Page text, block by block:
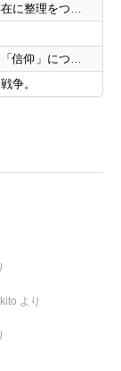
エメトセルクなる存在に整理をつけたいと思う。
エオルゼアにおける「信仰」について。
争。
より